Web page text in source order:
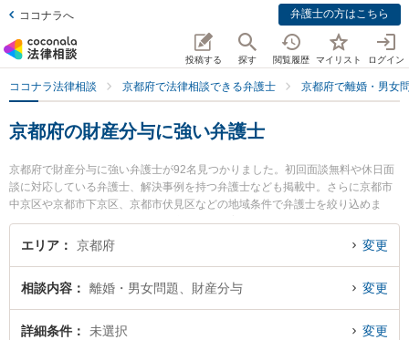
ココナラへ 弁護士の方はこちら
投稿する 探す 閲覧履歴 マイリスト ログイン
ココナラ法律相談 京都府で法律相談できる弁護士 京都府で離婚・男女
京都府の財産分与に強い弁護士
京都府で財産分与に強い弁護士が92名見つかりました。初回面談無料や休日面
談に対応している弁護士、解決事例を持つ弁護士なども掲載中。さらに京都市
中京区や京都市下京区、京都市伏見区などの地域条件で弁護士を絞り込めま
す。離婚・男女問題に関係する財産分与や養育費、親権等の細かな分野での絞
り込み検索もでき便利です。特にアトム京都法律事務所の川﨑 聡介弁護士や荻
『京都府で土日や夜間に発生した財産分与のトラブルを今すぐに弁護士に相談
したい』『財産分与のトラブル解決の実績豊富な近くの弁護士を検索したい』
『初回相談無料で財産分与を法律相談できる京都府内の弁護士に相談予約した
エリア 京都府 変更
相談内容 離婚・男女問題、財産分与 変更
詳細条件 未選択 変更